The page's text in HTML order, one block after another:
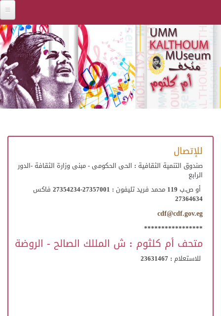
Skip to main content
للإتصال
صندوق التنمية الثقافية : الحى الحكومى - مبنى وزارة الثقافة -الدور
الرابع
أو ص.ب 119 محمد فريد تليفون : 27357001-27354234 فاكس
27364634
cdf@cdf.gov.eg
*****************
متحف أم كلثوم : ش المللك الصالح - الروضة
للاستعلام : 23631467